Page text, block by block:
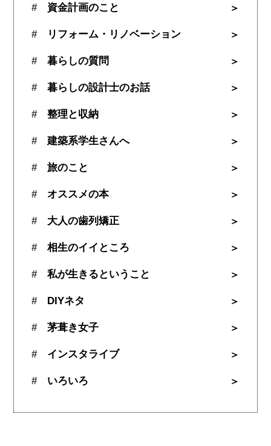
資金計画のこと
リフォーム・リノベーション
暮らしの質問
暮らしの設計士のお話
整理と収納
建築系学生さんへ
旅のこと
オススメの本
大人の歯列矯正
相生のイイところ
私が生きるということ
DIYネタ
茅葺き女子
インスタライブ
いろいろ